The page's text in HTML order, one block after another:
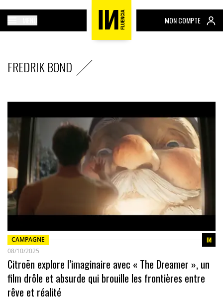
MON COMPTE
FREDRIK BOND
CAMPAGNE
08/10/2025
Citroën explore l’imaginaire avec « The Dreamer », un
film drôle et absurde qui brouille les frontières entre
rêve et réalité